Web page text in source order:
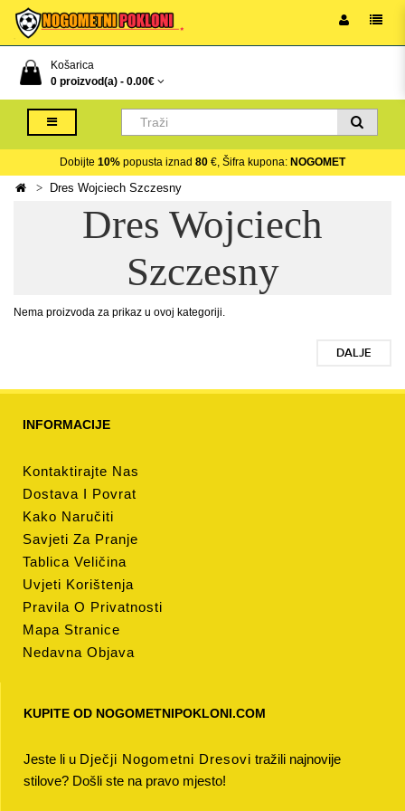
Košarica
0 proizvod(a) - 0.00€
Dobijte 10% popusta iznad 80 €, Šifra kupona: NOGOMET
Dres Wojciech Szczesny
Dres Wojciech
Szczesny
Nema proizvoda za prikaz u ovoj kategoriji.
DALJE
INFORMACIJE
Kontaktirajte Nas
Dostava I Povrat
Kako Naručiti
Savjeti Za Pranje
Tablica Veličina
Uvjeti Korištenja
Pravila O Privatnosti
Mapa Stranice
Nedavna Objava
KUPITE OD NOGOMETNIPOKLONI.COM
Jeste li u Dječji Nogometni Dresovi tražili najnovije
stilove? Došli ste na pravo mjesto!